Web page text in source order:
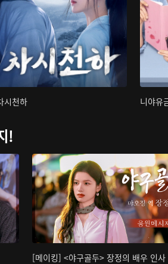
시천하 니야유
!
[메이킹] <야구골두> 장정의 배우 인사